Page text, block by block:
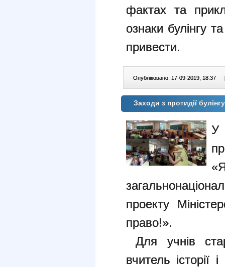
фактах та
ознаки булінгу
привести.
Опубліковано: 17-09-2019, 18:37 |
Заходи з протидії
У
проекту
право!».
Для учнів
вчитель